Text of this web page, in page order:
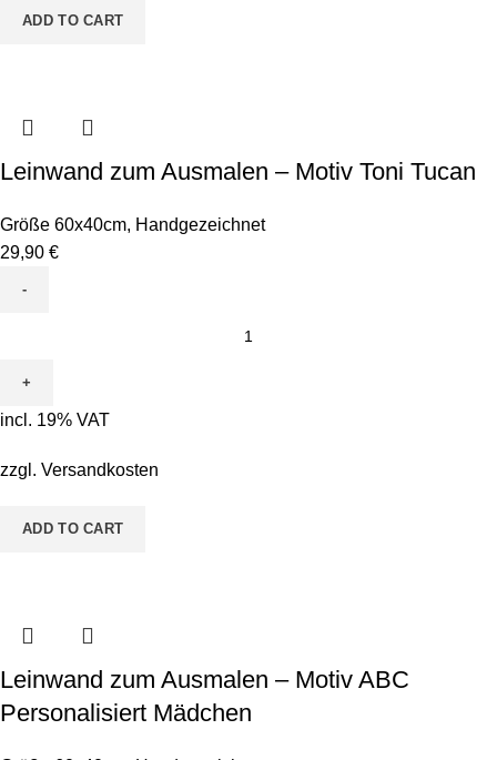
quantity
ADD TO CART
Leinwand zum Ausmalen – Motiv Toni Tucan
Größe 60x40cm, Handgezeichnet
29,90 €
Ausmalen
-
Toni
quantity
incl. 19% VAT
zzgl. Versandkosten
ADD TO CART
Leinwand zum Ausmalen – Motiv ABC
Personalisiert Mädchen